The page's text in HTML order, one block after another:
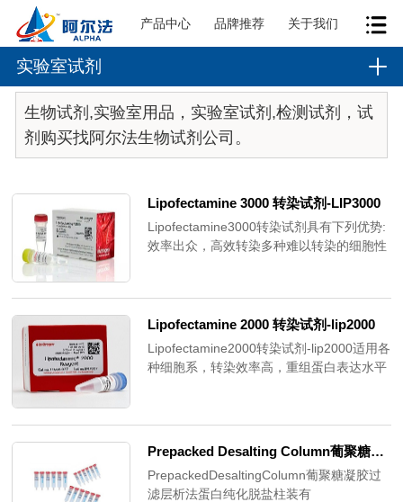
产品中心 品牌推荐 关于我们
实验室试剂
生物试剂,实验室用品，实验室试剂,检测试剂，试
剂购买找阿尔法生物试剂公司。
Lipofectamine 3000 转染试剂-LIP3000
Lipofectamine3000转染试剂具有下列优势:
效率出众，高效转染多种难以转染的细胞性
效地对体细胞进行重编程改善基因组编辑结
果的细胞转染试剂。
Lipofectamine 2000 转染试剂-lip2000
Lipofectamine2000转染试剂-lip2000适用各
种细胞系，转染效率高，重组蛋白表达水平
Lipofectamine2000转染试剂的使用覆盖上
百种细胞系，甚至适用于较难转染的细胞。
Prepacked Desalting Column葡聚糖凝胶过滤层析​法蛋白纯化脱盐柱​
PrepackedDesaltingColumn葡聚糖凝胶过
滤层析法蛋白纯化脱盐柱装有